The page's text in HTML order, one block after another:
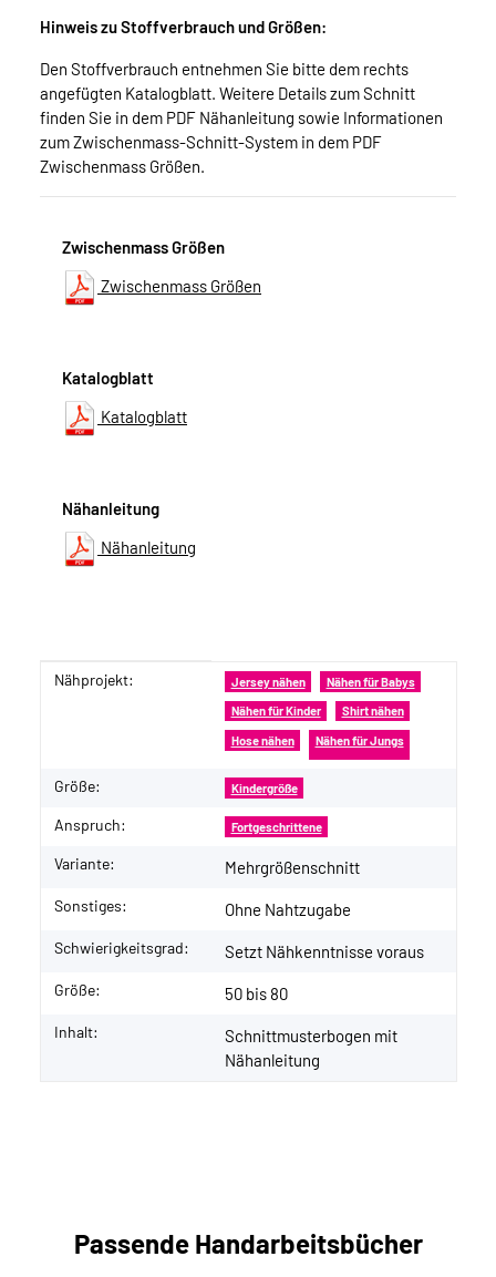
Hinweis zu Stoffverbrauch und Größen:
Den Stoffverbrauch entnehmen Sie bitte dem rechts
angefügten Katalogblatt. Weitere Details zum Schnitt
finden Sie in dem PDF Nähanleitung sowie Informationen
zum Zwischenmass-Schnitt-System in dem PDF
Zwischenmass Größen.
Zwischenmass Größen
Zwischenmass Größen
Katalogblatt
Katalogblatt
Nähanleitung
Nähanleitung
Produkteigenschaft
Wert
Nähprojekt: Jersey nähen Nähen für Babys
Nähen für Kinder Shirt nähen
Hose nähen Nähen für Jungs
Größe: Kindergröße
Anspruch: Fortgeschrittene
Variante: Mehrgrößenschnitt
Sonstiges: Ohne Nahtzugabe
Schwierigkeitsgrad: Setzt Nähkenntnisse voraus
Größe: 50 bis 80
Inhalt:
Schnittmusterbogen mit
Nähanleitung
Passende Handarbeitsbücher